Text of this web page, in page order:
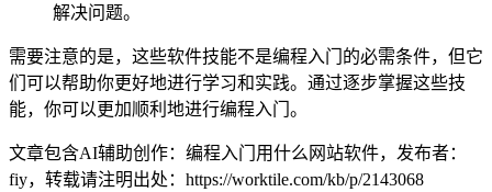
解决问题。
需要注意的是，这些软件技能不是编程入门的必需条件，但它
们可以帮助你更好地进行学习和实践。通过逐步掌握这些技
能，你可以更加顺利地进行编程入门。
文章包含AI辅助创作：编程入门用什么网站软件，发布者：
fiy，转载请注明出处： https://worktile.com/kb/p/2143068